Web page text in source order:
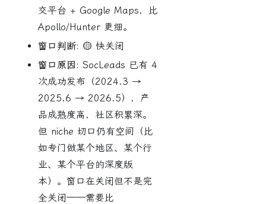
交平台 + Google Maps，比
Apollo/Hunter 更细。
窗口判断: 🟡 快关闭
窗口原因: SocLeads 已有 4
次成功发布（2024.3 →
2025.6 → 2026.5），产
品成熟度高，社区积累深。
但 niche 切口仍有空间（比
如专门做某个地区、某个行
业、某个平台的深度版
本）。窗口在关闭但不是完
全关闭——需要比